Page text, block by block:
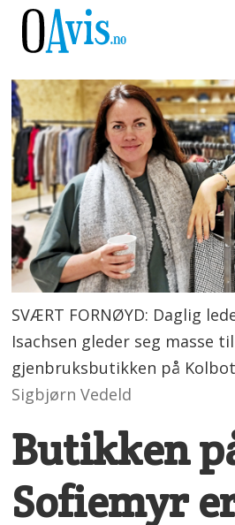
SVÆRT FORNØYD: Daglig
Isachsen gleder seg masse
gjenbruksbutikken på
Sigbjørn Vedeld
Butikken
Sofiemyr